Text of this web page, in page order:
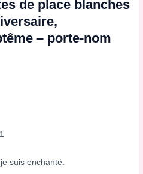
de place blanches
– porte-nom
suis enchanté.